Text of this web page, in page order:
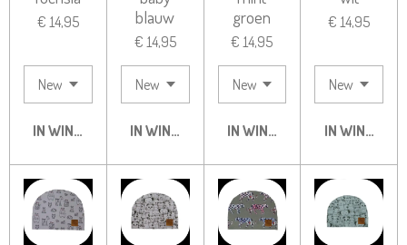
€ 14,95
IN WINKELWAGEN
blauw
€ 14,95
IN WINKELWAGEN
groen
€ 14,95
IN WINKELWAGEN
€ 14,95
IN